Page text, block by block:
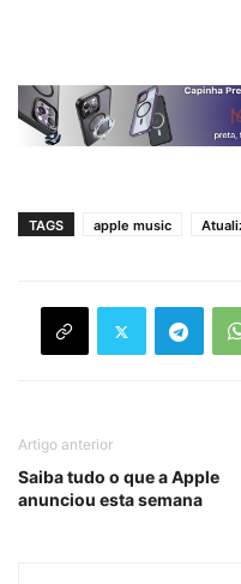
TAGS apple music
Artigo anterior
Saiba tudo o que a Apple
anunciou esta semana